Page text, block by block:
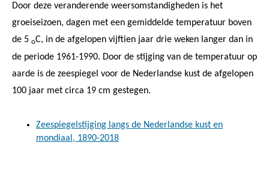
Door deze veranderende weersomstandigheden is het
groeiseizoen, dagen met een gemiddelde temperatuur boven
de 5 oC, in de afgelopen vijftien jaar drie weken langer dan in
de periode 1961-1990. Door de stijging van de temperatuur op
aarde is de zeespiegel voor de Nederlandse kust de afgelopen
100 jaar met circa 19 cm gestegen.
Zeespiegelstijging langs de Nederlandse kust en
mondiaal, 1890-2018